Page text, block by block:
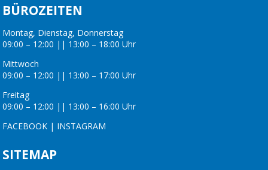
BÜROZEITEN
Montag, Dienstag, Donnerstag
09:00 – 12:00 || 13:00 – 18:00 Uhr
Mittwoch
09:00 – 12:00 || 13:00 – 17:00 Uhr
Freitag
09:00 – 12:00 || 13:00 – 16:00 Uhr
FACEBOOK | INSTAGRAM
SITEMAP